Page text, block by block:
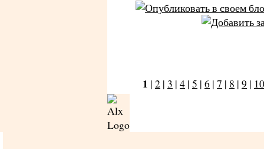
1 | 2 | 3 | 4 | 5 | 6 | 7 | 8 | 9 | 10